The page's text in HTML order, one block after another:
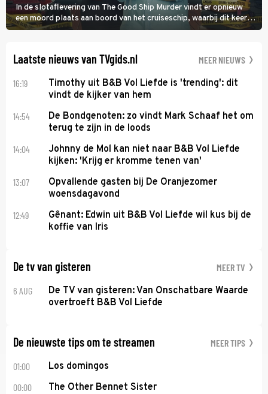
In de slotaflevering van The Good Ship Murder vindt er opnieuw
een moord plaats aan boord van het cruiseschip, waarbij dit keer
een bemanningslid het slachtoffer is en kapitein Marlowe de dader
Laatste nieuws van TVgids.nl MEER NIEUWS
16:19
Timothy uit B&B Vol Liefde is 'trending': dit
vindt de kijker van hem
14:54
De Bondgenoten: zo vindt Mark Schaaf het om
terug te zijn in de loods
14:04
Johnny de Mol kan niet naar B&B Vol Liefde
kijken: 'Krijg er kromme tenen van'
13:07
Opvallende gasten bij De Oranjezomer
woensdagavond
12:49
Gênant: Edwin uit B&B Vol Liefde wil kus bij de
koffie van Iris
De tv van gisteren MEER TV
6 AUG
De TV van gisteren: Van Onschatbare Waarde
overtroeft B&B Vol Liefde
De nieuwste tips om te streamen MEER TIPS
01:00 Los domingos
00:00 The Other Bennet Sister